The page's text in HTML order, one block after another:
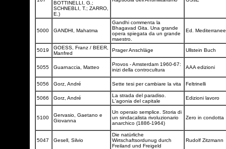
BOTTINELLI, G.;
SCHNEBLI, T.; ZARRO,
E.)
5000 GANDHI, Mahatma
Gandhi commenta la
Bhagavad Gita. Una grande
opera spiegata da un grande
maestro.
Ed.
5019
GOESS, Franz / BEER,
Manfred
Prager Anschläge Ullstein Buch
5055 Guarnaccia, Matteo
Provos - Amsterdam 1960-67:
inizi della controcultura
AAA edizioni
5056 Gorz, André Sette tesi per cambiare la vita Feltrinelli
5066 Gorz, André
La strada del paradiso.
L'agonia del capitale
Edizioni lavoro
5100
Gervasio, Gaetano e
Giovanna
Un operaio semplice. Storia di
un sindacalista rivoluzionario
anarchico (1886-1964)
Zero in condotta
5047 Gesell, Silvio
Die natürliche
Wirtschaftsordunug durch
Freiland und Freigeld
Rudolf Zitzmann